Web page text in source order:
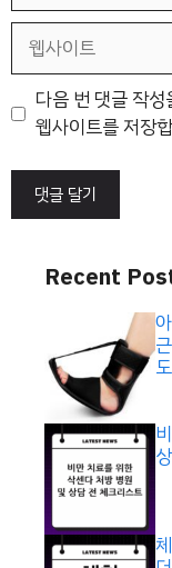
일
트
다음 번 댓글 작
웹사이트를 저장
Recent
도